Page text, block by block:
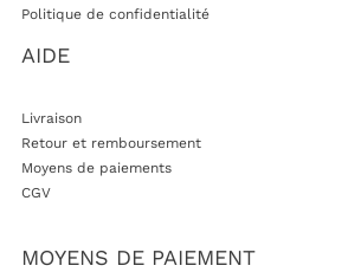
Politique de confidentialité
AIDE
Livraison
Retour et remboursement
Moyens de paiements
CGV
MOYENS DE PAIEMENT